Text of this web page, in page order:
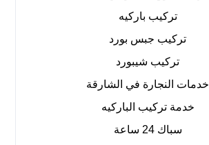
تركيب باركيه
تركيب جبس بورد
تركيب شيبورد
خدمات النجارة في الشارقة
خدمة تركيب الباركيه
سباك 24 ساعة